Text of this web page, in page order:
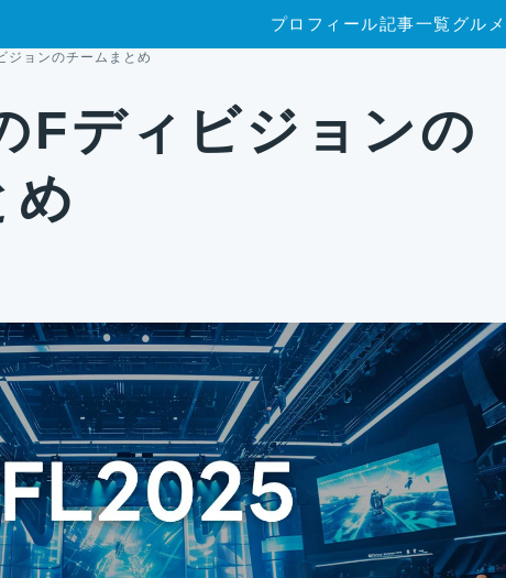
プロフィール記事一覧グルメ
ジョンのチームまとめ
Fディビジョンの
め